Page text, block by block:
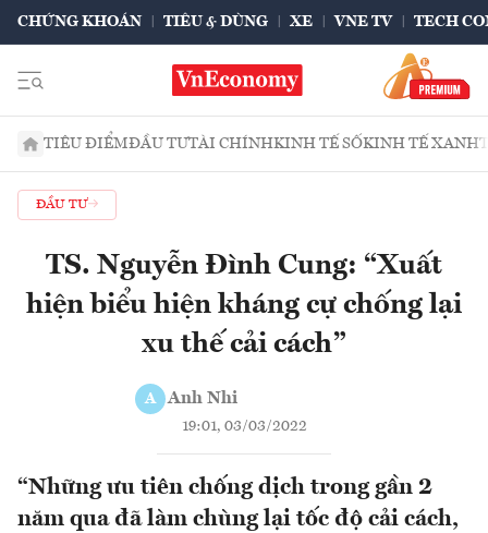
CHỨNG KHOÁN TIÊU & DÙNG XE VNE TV TECH
TIÊU ĐIỂMĐẦU TƯTÀI CHÍNHKINH TẾ SỐKINH TẾ XANH
ĐẦU TƯ
TS. Nguyễn Đình Cung: “Xuất
hiện biểu hiện kháng cự chống lại
xu thế cải cách”
A Anh Nhi
19:01, 03/03/2022
“Những ưu tiên chống dịch trong gần 2
năm qua đã làm chùng lại tốc độ cải cách,